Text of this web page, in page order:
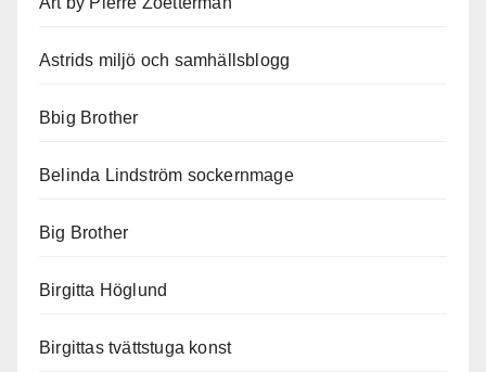
Astrids miljö och samhällsblogg
Bbig Brother
Belinda Lindström sockernmage
Big Brother
Birgitta Höglund
Birgittas tvättstuga konst